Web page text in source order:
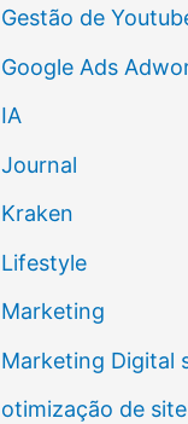
Gestão de
Google Ads
IA
Journal
Kraken
Lifestyle
Marketing
Marketing Digital
otimização de site